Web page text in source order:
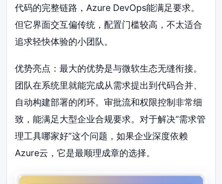
代码的完整链路，Azure DevOps能满足要求。
但它界面交互偏传统，配置门槛较高，不太适合
追求轻快体验的小团队。
优势亮点：最大的优势是与微软生态无缝衔接。
团队在系统里就能完成从需求提出到代码合并、
自动构建部署的闭环。审批流和权限控制非常细
致，能满足大型企业合规要求。对于解决“需求管
理工具哪家好”这个问题，如果企业深度依赖
Azure云，它是最顺理成章的选择。